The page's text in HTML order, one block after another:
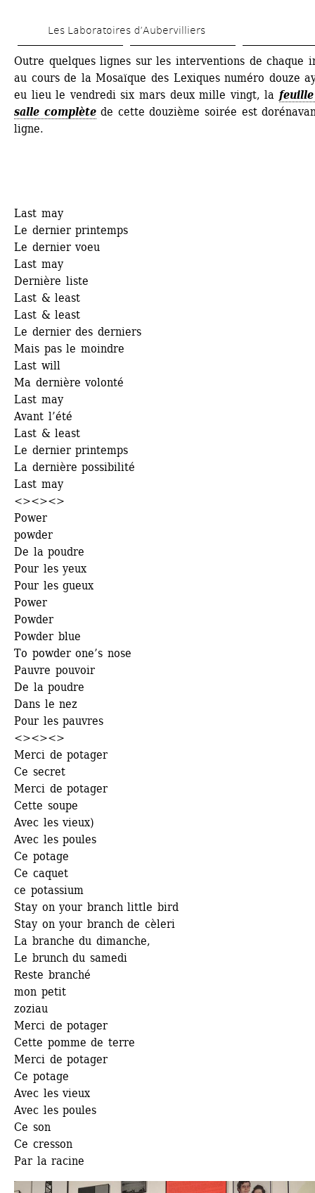
to
main
content
Les Laboratoires d’Aubervilliers
Outre quelques lignes sur les interventions de chaque
au cours de la Mosaïque des Lexiques numéro douze
eu lieu le vendredi six mars deux mille vingt, la
salle complètede cette douzième soirée est
ligne.
Last may
Le dernier printemps
Le dernier voeu
Last may
Dernière liste
Last & least
Last & least
Le dernier des derniers
Mais pas le moindre
Last will
Ma dernière volonté
Last may
Avant l’été
Last & least
Le dernier printemps
La dernière possibilité
Last may
<><><>
Power
powder
De la poudre
Pour les yeux
Pour les gueux
Power
Powder
Powder blue
To powder one’s nose
Pauvre pouvoir
De la poudre
Dans le nez
Pour les pauvres
<><><>
Merci de potager
Ce secret
Merci de potager
Cette soupe
Avec les vieux)
Avec les poules
Ce potage
Ce caquet
ce potassium
Stay on your branch little bird
Stay on your branch de cèleri
La branche du dimanche,
Le brunch du samedi
Reste branché
mon petit
zoziau
Merci de potager
Cette pomme de terre
Merci de potager
Ce potage
Avec les vieux
Avec les poules
Ce son
Ce cresson
Par la racine